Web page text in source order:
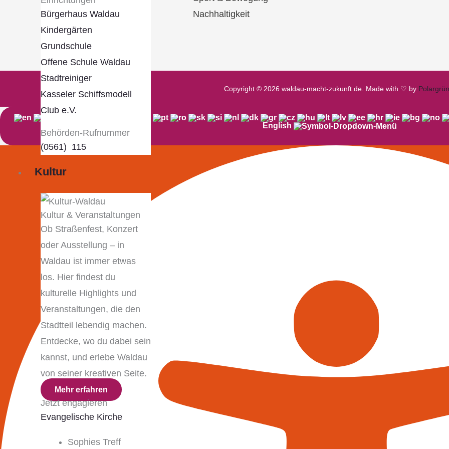
Bürgerhaus Waldau
Kindergärten
Grundschule
Offene Schule Waldau
Stadtreiniger
Kasseler Schiffsmodell
Club e.V.
Behörden-Rufnummer
(0561) 115
Kultur
Kultur & Veranstaltungen
Ob Straßenfest, Konzert
oder Ausstellung – in
Waldau ist immer etwas
los. Hier findest du
kulturelle Highlights und
Veranstaltungen, die den
Stadtteil lebendig machen.
Entdecke, wo du dabei sein
kannst, und erlebe Waldau
von seiner kreativen Seite.
Mehr erfahren
Jetzt engagieren
Evangelische Kirche
Sophies Treff
Nachhaltigkeit
Copyright © 2026 waldau-macht-zukunft.de. Made with ♡ by Polargrün
English